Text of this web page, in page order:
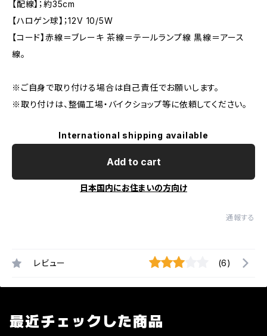
【配線】；約35cm
【ハロゲン球】；12V 10/5W
【コード】赤線＝ブレーキ 茶線＝テールランプ線 黒線＝アース
線。
※ご自身で取り付ける場合は自己責任でお願いします。
※取り付けは、整備工場・バイクショップ等に依頼してください。
International shipping available
Add to cart
日本国内にお住まいの方向け
通報する
レビュー (6)
最近チェックした商品